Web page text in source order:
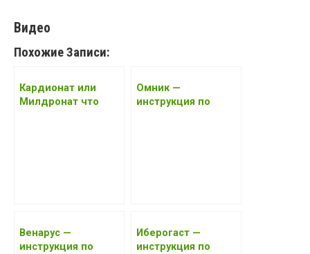
Видео
Похожие Записи:
Кардионат или
Милдронат что
Омник —
инструкция по
Венарус —
инструкция по
Иберогаст —
инструкция по